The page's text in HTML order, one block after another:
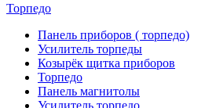
Торпедо
Панель приборов ( торпедо)
Усилитель торпеды
Козырёк щитка приборов
Торпедо
Панель магнитолы
Усилитель торпедо